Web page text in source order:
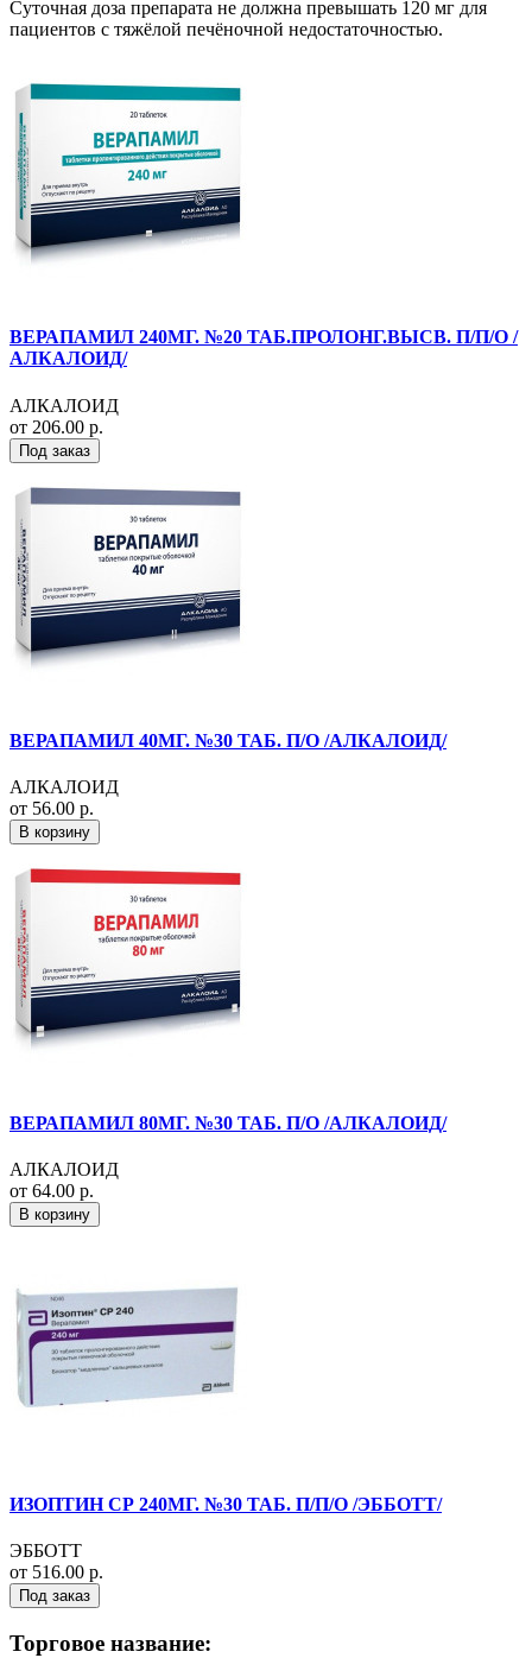
Суточная доза препарата не должна превышать 120 мг для
пациентов с тяжёлой печёночной недостаточностью.
ВЕРАПАМИЛ 240МГ. №20 ТАБ.ПРОЛОНГ.ВЫСВ. П/П/О /
АЛКАЛОИД/
АЛКАЛОИД
от 206.00 р.
Под заказ
ВЕРАПАМИЛ 40МГ. №30 ТАБ. П/О /АЛКАЛОИД/
АЛКАЛОИД
от 56.00 р.
В корзину
ВЕРАПАМИЛ 80МГ. №30 ТАБ. П/О /АЛКАЛОИД/
АЛКАЛОИД
от 64.00 р.
В корзину
ИЗОПТИН СР 240МГ. №30 ТАБ. П/П/О /ЭББОТТ/
ЭББОТТ
от 516.00 р.
Под заказ
Торговое название: